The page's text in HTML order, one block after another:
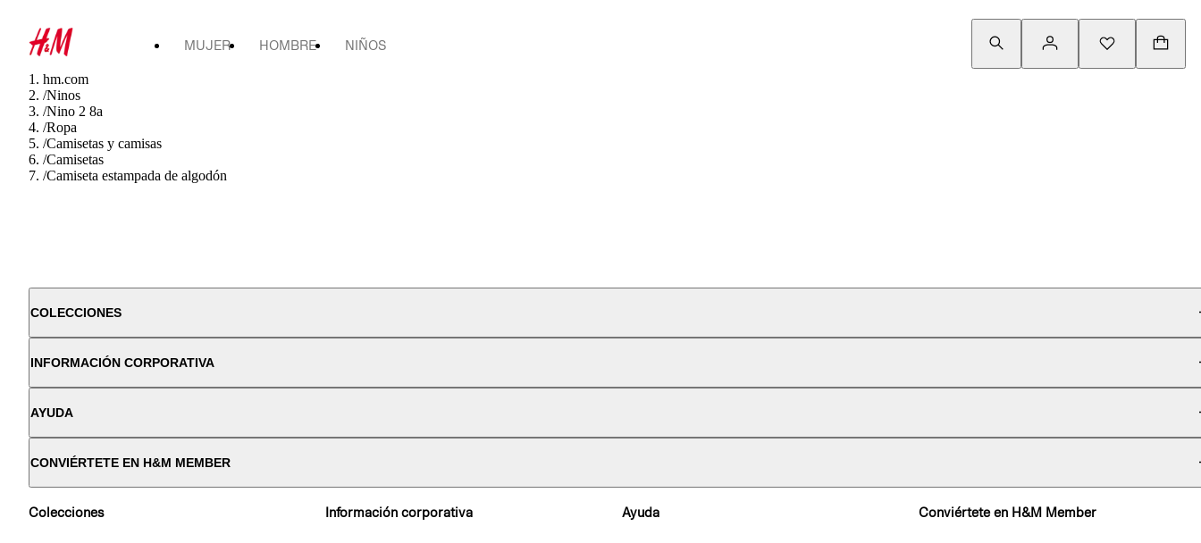
MUJER HOMBRE NIÑOS
hm.com
/Ninos
/Nino 2 8a
/Ropa
/Camisetas y camisas
/Camisetas
/Camiseta estampada de algodón
COLECCIONES
INFORMACIÓN CORPORATIVA
AYUDA
CONVIÉRTETE EN H&M MEMBER
Colecciones Información corporativa Ayuda Conviértete en H&M Member